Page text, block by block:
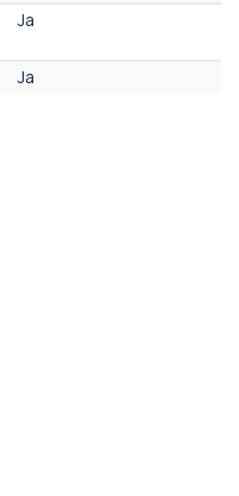
Ja
Ja